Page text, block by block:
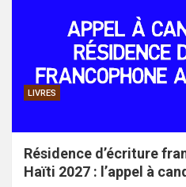
LIVRES
Résidence d’écriture
Haïti 2027 : l’appel à